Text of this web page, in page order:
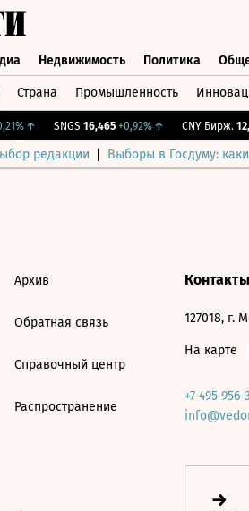
Недвижимость Политика
Страна Промышленность
↑ SNGS 16,465 +0,92%↑ CNY Бирж.
редакции Выборы в Госдуму:
Архив
Обратная связь
Справочный центр
Распространение
Контакты
127018, г.
На карте
+7 495 956-